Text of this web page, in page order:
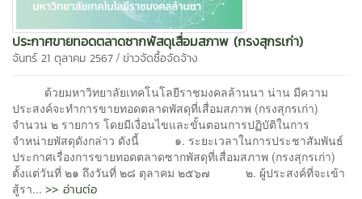
ประกาศขายทอดตลาดซากพัสดุเสื่อมสภาพ (กรงสุกรเก่า)
จันทร์ 21 ตุลาคม 2567 / ข่าวจัดซื้อจัดจ้าง
ด้วยมหาวิทยาลัยเทคโนโลยีราชมงคลล้านนา น่าน มีความ
ประสงค์จะทำการขายทอดตลาดพัสดุที่เสื่อมสภาพ (กรงสุกรเก่า)
จำนวน ๒ รายการ โดยมีเงื่อนไขและขั้นตอนการปฏิบัติในการ
จำหน่ายพัสดุดังกล่าว ดังนี้ ๑. ระยะเวลาในการประชาสัมพันธ์
ประกาศเรื่องการขายทอดตลาดซากพัสดุที่เสื่อมสภาพ (กรงสุกรเก่า)
ตั้งแต่วันที่ ๒๑ ถึงวันที่ ๒๘ ตุลาคม ๒๕๖๗ ๒. ผู้ประสงค์ที่จะเข้า
สู้รา... >> อ่านต่อ